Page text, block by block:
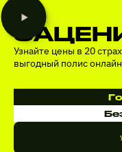
Узнайте цены в 20
выгодный полис